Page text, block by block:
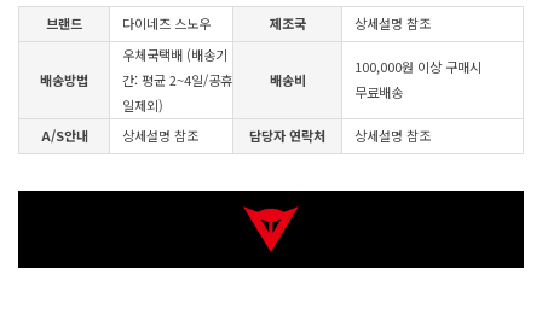
브랜드 다이네즈 스노우 제조국 상세설명 참조
배송방법
우체국택배 (배송기
간: 평균 2~4일/공휴
일제외)
배송비
100,000원 이상 구매시
무료배송
A/S안내 상세설명 참조 담당자 연락처 상세설명 참조